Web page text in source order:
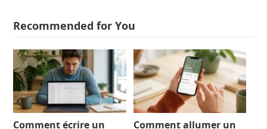
Recommended for You
Comment écrire un
Comment allumer un